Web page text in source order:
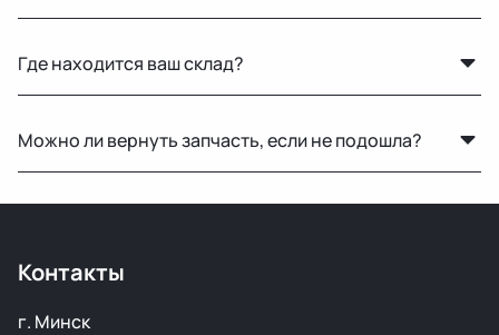
копиями — все детали снимаются с автомобилей с
минимальным пробегом.
Где находится ваш склад?
есть склад в России для ускоренной доставки по РФ.
Можно ли вернуть запчасть, если не подошла?
Контакты
г. Минск